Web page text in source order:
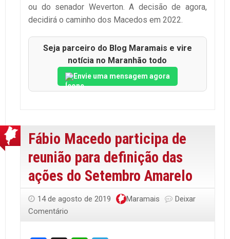
ou do senador Weverton. A decisão de agora,
decidirá o caminho dos Macedos em 2022.
Seja parceiro do Blog Maramais e vire
notícia no Maranhão todo
Envie uma mensagem agora
Fábio Macedo participa de
reunião para definição das
ações do Setembro Amarelo
14 de agosto de 2019 Maramais
Deixar
Comentário